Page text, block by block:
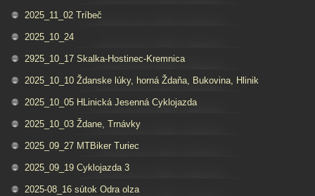
2025_11_02 Tríbeč
2025_10_24
2925_10_17 Skalka-Hostinec-Kremnica
2025_10_10 Ždanske lúky, horná Ždaňa, Bukovina, Hlinik
2025_10_05 HLinická Jesenná Cyklojazda
2025_10_03 Ždane, Trnávky
2025_09_27 MTBiker Turiec
2025_09_19 Cyklojazda 3
2025-08_16 sútok Odra olza